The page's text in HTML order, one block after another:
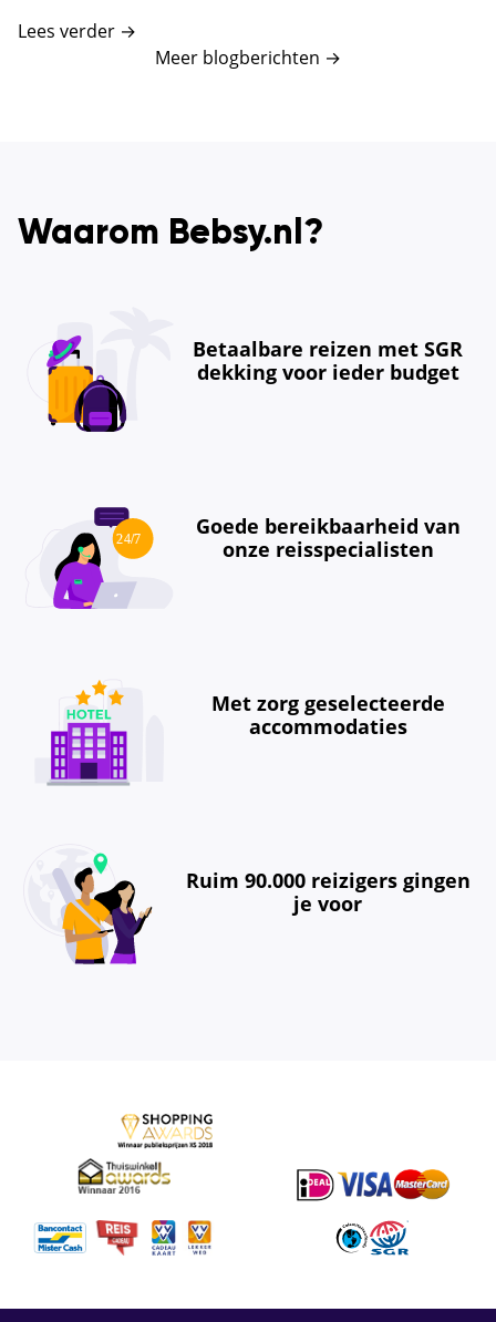
Lees verder →
Meer blogberichten →
Waarom Bebsy.nl?
Betaalbare reizen met SGR
dekking voor ieder budget
Goede bereikbaarheid van
onze reisspecialisten
Met zorg geselecteerde
accommodaties
Ruim 90.000 reizigers gingen
je voor